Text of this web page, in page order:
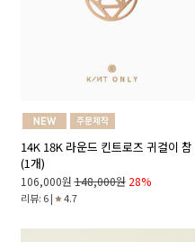
14K 18K 라운드 킨트로즈 귀걸이 참
(1개)
106,000원 148,000원 28%
리뷰: 6 | 4.7